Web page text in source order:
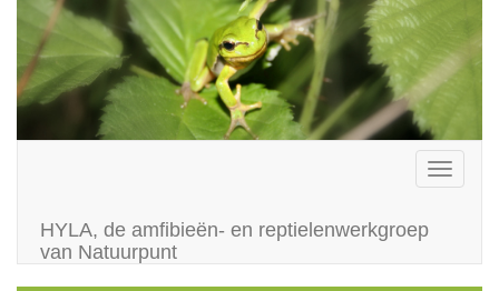
Toggle
HYLA, de amfibieën- en reptielenwerkgroep
van Natuurpunt